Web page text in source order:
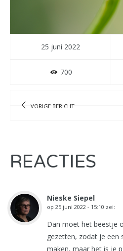
25 juni 2022
700
VORIGE BERICHT
REACTIES
Nieske Siepel
op 25 juni 2022 - 15:10 zei:
Dan moet het beestje
gezetten, zodat je een
maken, maar het is je